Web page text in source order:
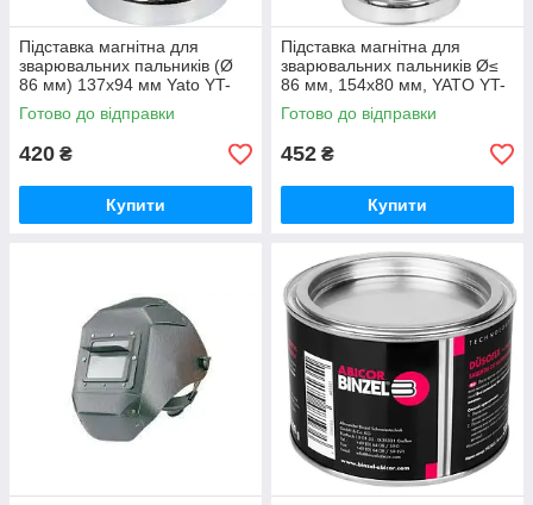
Підставка магнітна для
зварювальних пальників (Ø
86 мм) 137х94 мм Yato YT-
08710
Готово до відправки
420 ₴
Купити
Підставка магнітна для
зварювальних пальників Ø≤
86 мм, 154х80 мм, YATO YT-
08711
Готово до відправки
452 ₴
Купити